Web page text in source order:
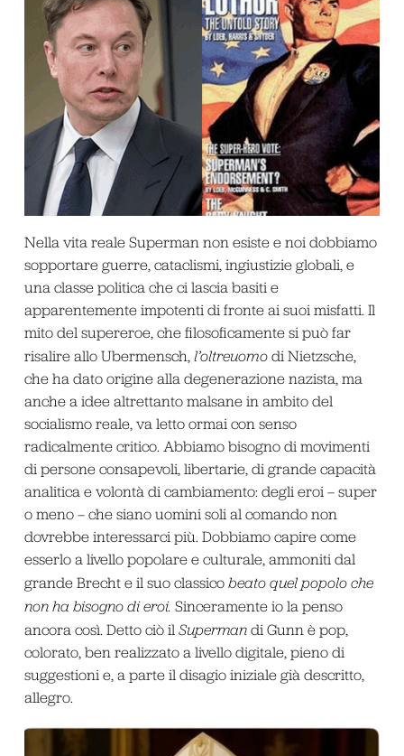
Nella vita reale Superman non esiste e noi dobbiamo
sopportare guerre, cataclismi, ingiustizie globali, e
una classe politica che ci lascia basiti e
apparentemente impotenti di fronte ai suoi misfatti. Il
mito del supereroe, che filosoficamente si può far
risalire allo Ubermensch, l’oltreuomodi Nietzsche,
che ha dato origine alla degenerazione nazista, ma
anche a idee altrettanto malsane in ambito del
socialismo reale, va letto ormai con senso
radicalmente critico. Abbiamo bisogno di movimenti
di persone consapevoli, libertarie, di grande capacità
analitica e volontà di cambiamento: degli eroi – super
o meno – che siano uomini soli al comando non
dovrebbe interessarci più. Dobbiamo capire come
esserlo a livello popolare e culturale, ammoniti dal
grande Brecht e il suo classico beato quel popolo che
non ha bisogno di eroi. Sinceramente io la penso
ancora così. Detto ciò il Supermandi Gunn è pop,
colorato, ben realizzato a livello digitale, pieno di
suggestioni e, a parte il disagio iniziale già descritto,
allegro.